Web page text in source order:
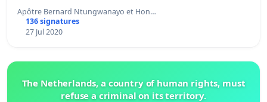
Apôtre Bernard Ntungwanayo et Hon…
136 signatures
27 Jul 2020
The Netherlands, a country of human rights, must
refuse a criminal on its territory.